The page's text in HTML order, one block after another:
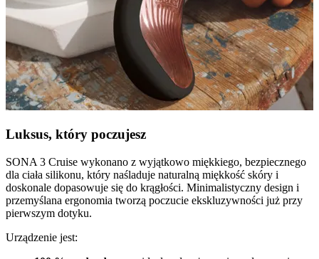
Luksus, który poczujesz
SONA 3 Cruise wykonano z wyjątkowo miękkiego, bezpiecznego
dla ciała silikonu, który naśladuje naturalną miękkość skóry i
doskonale dopasowuje się do krągłości. Minimalistyczny design i
przemyślana ergonomia tworzą poczucie ekskluzywności już przy
pierwszym dotyku.
Urządzenie jest: